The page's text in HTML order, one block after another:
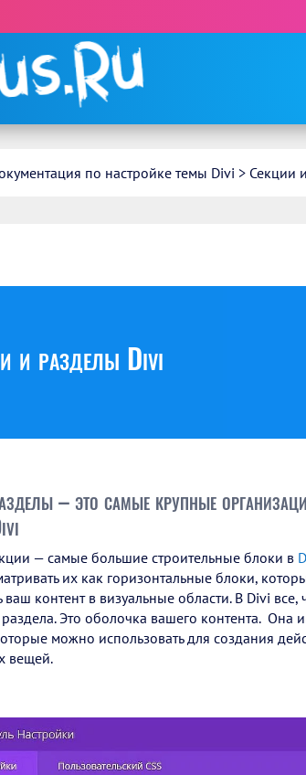
по настройке темы Divi > Секции
и разделы Divi
– это самые крупные
— самые большие строительные блоки в
их как горизонтальные блоки,
ваш контент в визуальные области. В Divi все,
раздела. Это оболочка вашего контента. Она
можно использовать для создания
вещей.